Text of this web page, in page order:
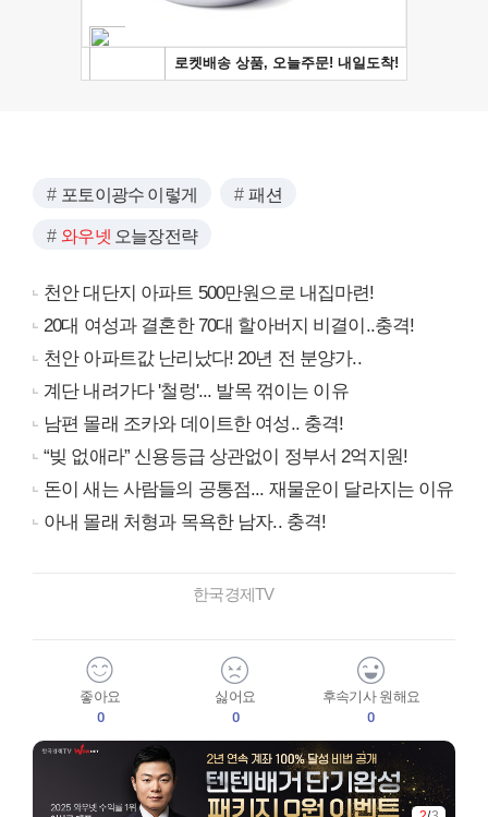
포토이광수 이렇게 패션
와우넷 오늘장전략
천안 대단지 아파트 500만원으로 내집마련!
20대 여성과 결혼한 70대 할아버지 비결이..충격!
천안 아파트값 난리났다! 20년 전 분양가..
계단 내려가다 '철렁'... 발목 꺾이는 이유
남편 몰래 조카와 데이트한 여성.. 충격!
“빚 없애라” 신용등급 상관없이 정부서 2억지원!
돈이 새는 사람들의 공통점... 재물운이 달라지는 이유
아내 몰래 처형과 목욕한 남자.. 충격!
한국경제TV
좋아요
0
싫어요
0
후속기사 원해요
0